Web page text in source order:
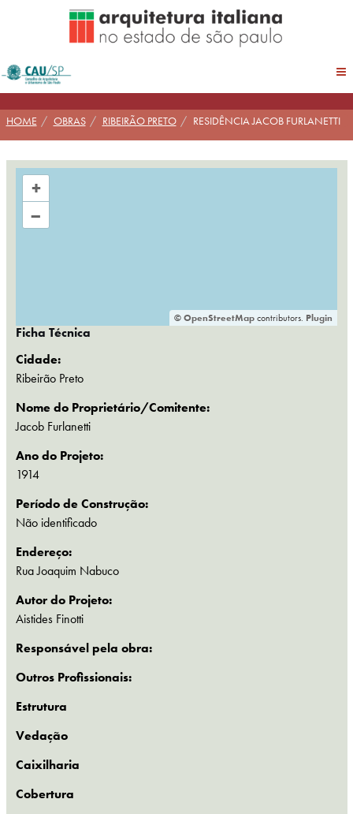
HOME OBRAS RIBEIRÃO PRETO RESIDÊNCIA JACOB FURLANETTI
+
–
©OpenStreetMapcontributors. Plugin
Ficha Técnica
Cidade:
Ribeirão Preto
Nome do Proprietário/Comitente:
Jacob Furlanetti
Ano do Projeto:
1914
Período de Construção:
Não identificado
Endereço:
Rua Joaquim Nabuco
Autor do Projeto:
Aistides Finotti
Responsável pela obra:
Outros Profissionais:
Estrutura
Vedação
Caixilharia
Cobertura